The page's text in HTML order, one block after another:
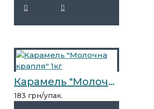
Карамель "Молочна крапля" 1кг
183 грн/упак.